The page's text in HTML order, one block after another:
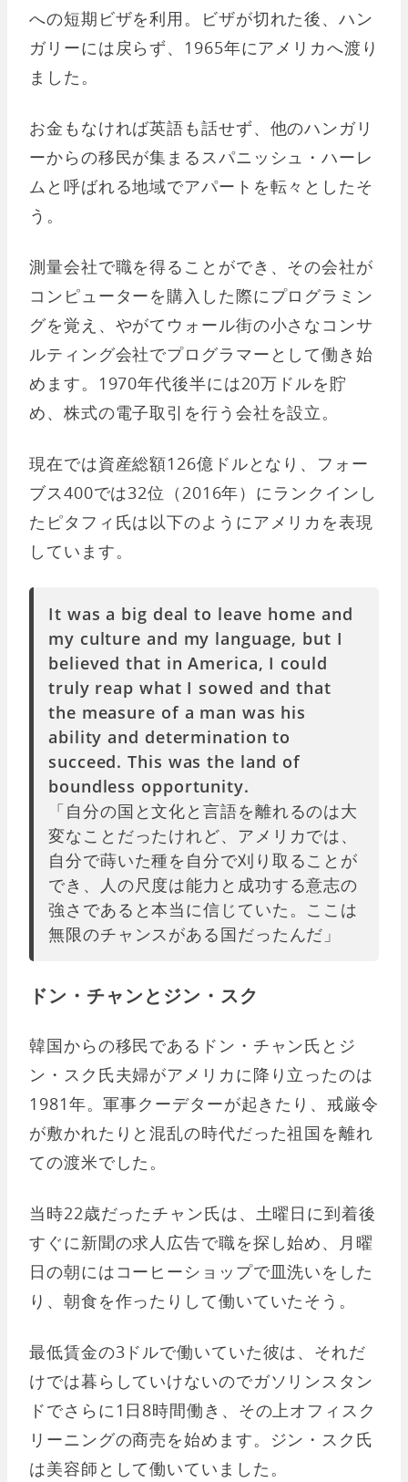
への短期ビザを利用。ビザが切れた後、ハン
ガリーには戻らず、1965年にアメリカへ渡り
ました。
お金もなければ英語も話せず、他のハンガリ
ーからの移民が集まるスパニッシュ・ハーレ
ムと呼ばれる地域でアパートを転々としたそ
う。
測量会社で職を得ることができ、その会社が
コンピューターを購入した際にプログラミン
グを覚え、やがてウォール街の小さなコンサ
ルティング会社でプログラマーとして働き始
めます。1970年代後半には20万ドルを貯
め、株式の電子取引を行う会社を設立。
現在では資産総額126億ドルとなり、フォー
ブス400では32位（2016年）にランクインし
たピタフィ氏は以下のようにアメリカを表現
しています。
It was a big deal to leave home and
my culture and my language, but I
believed that in America, I could
truly reap what I sowed and that
the measure of a man was his
ability and determination to
succeed. This was the land of
boundless opportunity.
「自分の国と文化と言語を離れるのは大
変なことだったけれど、アメリカでは、
自分で蒔いた種を自分で刈り取ることが
でき、人の尺度は能力と成功する意志の
強さであると本当に信じていた。ここは
無限のチャンスがある国だったんだ」
ドン・チャンとジン・スク
韓国からの移民であるドン・チャン氏とジ
ン・スク氏夫婦がアメリカに降り立ったのは
1981年。軍事クーデターが起きたり、戒厳令
が敷かれたりと混乱の時代だった祖国を離れ
ての渡米でした。
当時22歳だったチャン氏は、土曜日に到着後
すぐに新聞の求人広告で職を探し始め、月曜
日の朝にはコーヒーショップで皿洗いをした
り、朝食を作ったりして働いていたそう。
最低賃金の3ドルで働いていた彼は、それだ
けでは暮らしていけないのでガソリンスタン
ドでさらに1日8時間働き、その上オフィスク
リーニングの商売を始めます。ジン・スク氏
は美容師として働いていました。